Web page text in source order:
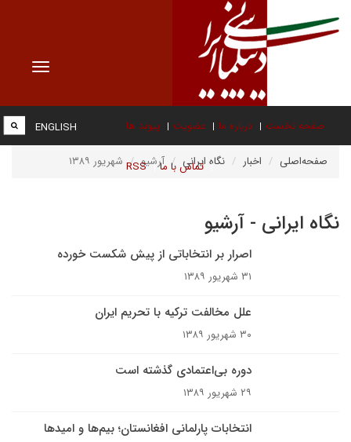
Toggle
صفحه نخست درباره ما عضویت پیوند ها
تماس با ما RSS
ENGLISH
صفحه‌اصلی اخبار نگاه ایرانی آرشیو شهریور ۱۳۸۹
نگاه ایرانی - آرشیو
اصرار بر انتخاباتی از پیش شکست خورده
۳۱ شهریور ۱۳۸۹
علل مخالفت ترکیه با تحریم ایران
۳۰ شهریور ۱۳۸۹
دوره بی‌اعتمادی گذشته است
۲۹ شهریور ۱۳۸۹
انتخابات پارلمانی افغانستان؛ بیم‌ها و امید‌ها